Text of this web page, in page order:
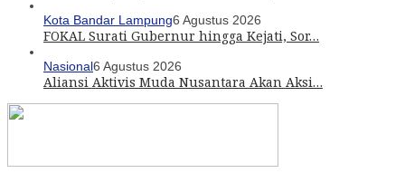
Kota Bandar Lampung6 Agustus 2026
FOKAL Surati Gubernur hingga Kejati, Sor…
Nasional6 Agustus 2026
Aliansi Aktivis Muda Nusantara Akan Aksi…